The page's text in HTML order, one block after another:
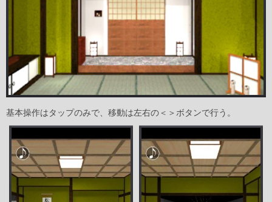
基本操作はタップのみで、移動は左右の＜＞ボタンで行う。